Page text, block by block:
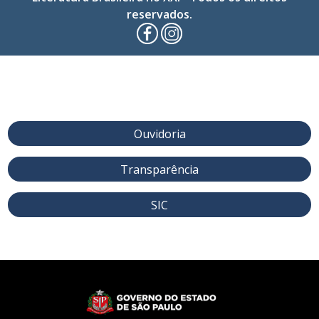
reservados.
Ouvidoria
Transparência
SIC